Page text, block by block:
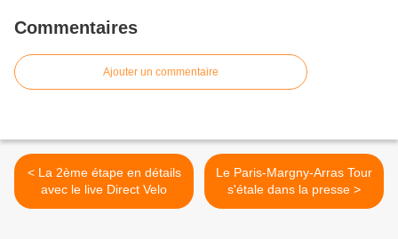
Commentaires
Ajouter un commentaire
< La 2ème étape en détails
avec le live Direct Velo
Le Paris-Margny-Arras Tour
s'étale dans la presse >